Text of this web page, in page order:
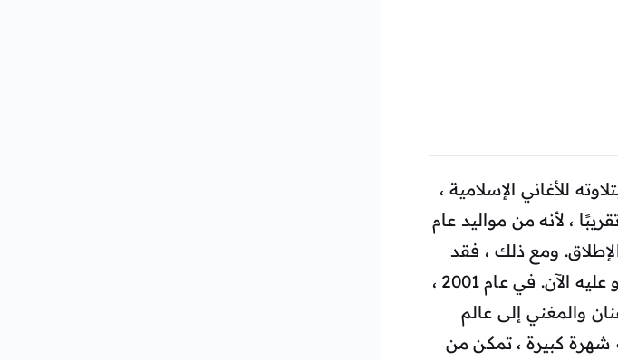
للأغاني الإسلامية ،
، لأنه من مواليد عام
الإطلاق. ومع ذلك ، فقد
تمكن من تطوير موهبته بشكل كبير حتى وصل إلى المنصب الذي هو عليه الآن. في عام 2001 ،
والمغني إلى عالم
شهرة كبيرة ، تمكن من